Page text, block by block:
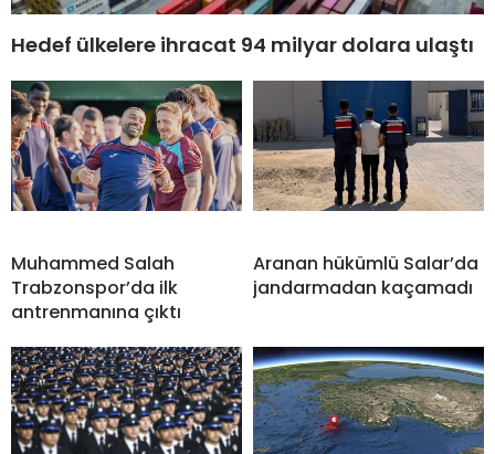
Hedef ülkelere ihracat 94 milyar dolara ulaştı
Muhammed Salah
Trabzonspor’da ilk
antrenmanına çıktı
Aranan hükümlü Salar’da
jandarmadan kaçamadı